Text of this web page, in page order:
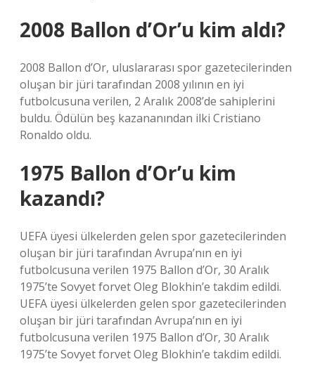
2008 Ballon d’Or’u kim aldı?
2008 Ballon d’Or, uluslararası spor gazetecilerinden
oluşan bir jüri tarafından 2008 yılının en iyi
futbolcusuna verilen, 2 Aralık 2008’de sahiplerini
buldu. Ödülün beş kazananından ilki Cristiano
Ronaldo oldu.
1975 Ballon d’Or’u kim
kazandı?
UEFA üyesi ülkelerden gelen spor gazetecilerinden
oluşan bir jüri tarafından Avrupa’nın en iyi
futbolcusuna verilen 1975 Ballon d’Or, 30 Aralık
1975’te Sovyet forvet Oleg Blokhin’e takdim edildi.
UEFA üyesi ülkelerden gelen spor gazetecilerinden
oluşan bir jüri tarafından Avrupa’nın en iyi
futbolcusuna verilen 1975 Ballon d’Or, 30 Aralık
1975’te Sovyet forvet Oleg Blokhin’e takdim edildi.